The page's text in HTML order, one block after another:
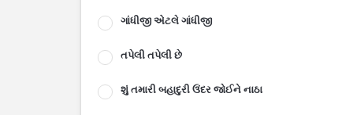
ગાંધીજી એટલે ગાંધીજી
તપેલી તપેલી છે
શું તમારી બહાદુરી ઉંદર જોઈને નાઠા